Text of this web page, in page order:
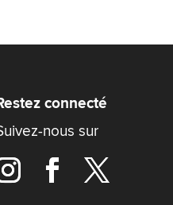
connecté
nous sur